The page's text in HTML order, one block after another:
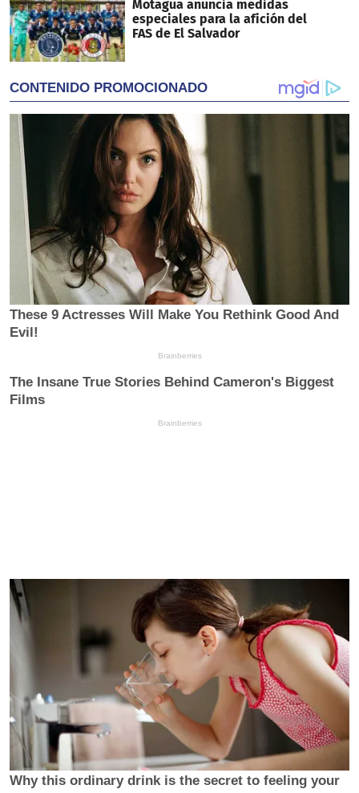
Motagua anuncia medidas
especiales para la afición del
FAS de El Salvador